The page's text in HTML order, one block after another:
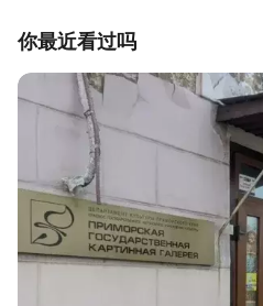
你最近看过吗